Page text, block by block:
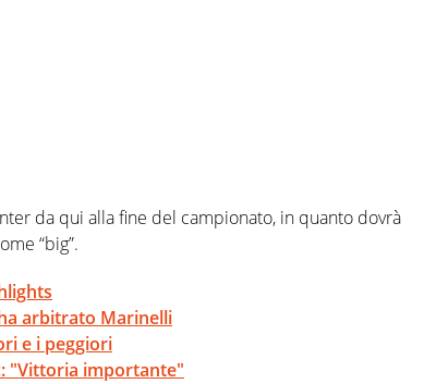
da qui alla fine del campionato, in quanto dovrà
“big”.
arbitrato Marinelli
e i peggiori
"Vittoria importante"